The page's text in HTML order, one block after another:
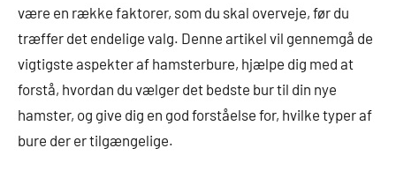
være en række faktorer, som du skal overveje, før du
træffer det endelige valg. Denne artikel vil gennemgå de
vigtigste aspekter af hamsterbure, hjælpe dig med at
forstå, hvordan du vælger det bedste bur til din nye
hamster, og give dig en god forståelse for, hvilke typer af
bure der er tilgængelige.